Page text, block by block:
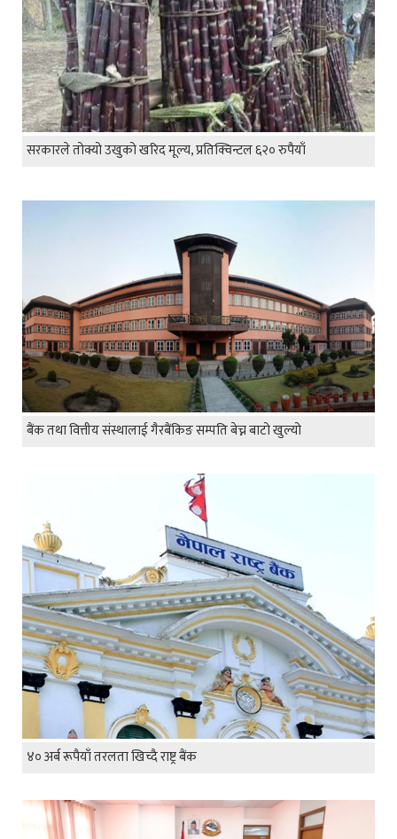
सरकारले तोक्यो उखुको खरिद मूल्य, प्रतिक्विन्टल ६२० रुपैयाँ
बैंक तथा वित्तीय संस्थालाई गैरबैंकिङ सम्पति बेच्न बाटो खुल्यो
४० अर्ब रूपैयाँ तरलता खिच्दै राष्ट्र बैंक